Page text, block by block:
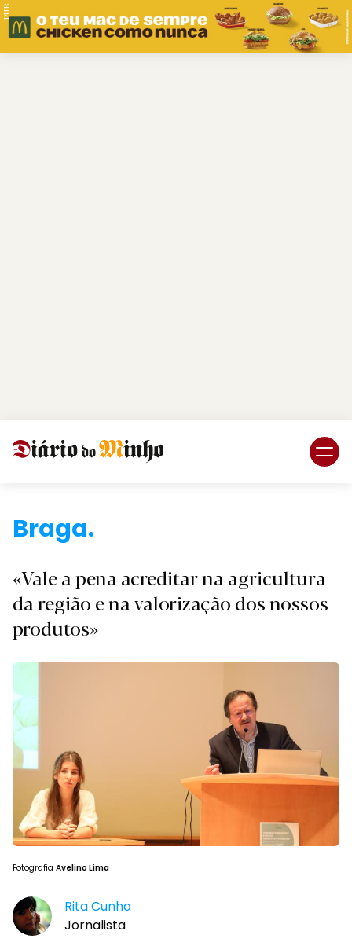
PUB.
Braga.
«Vale a pena acreditar na agricultura
da região e na valorização dos nossos
produtos»
Fotografia Avelino Lima
Rita Cunha
Jornalista